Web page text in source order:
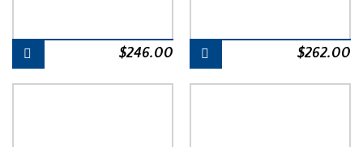
$246.00 $262.00